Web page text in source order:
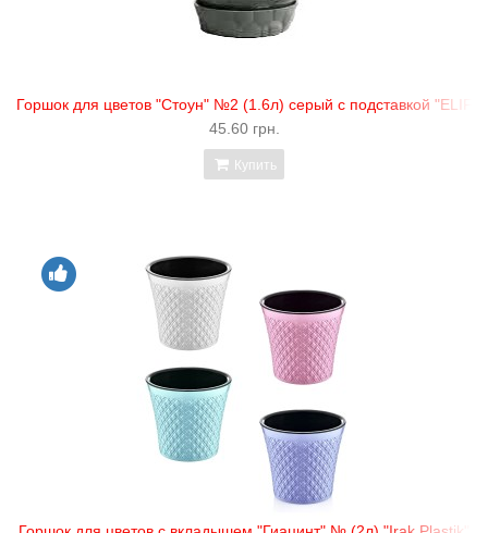
Горшок для цветов "Стоун" №2 (1.6л) серый с подставкой "ELIF"
45.60 грн.
Купить